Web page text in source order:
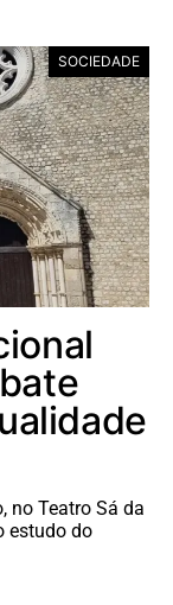
SOCIEDADE
no Teatro Sá da
estudo do